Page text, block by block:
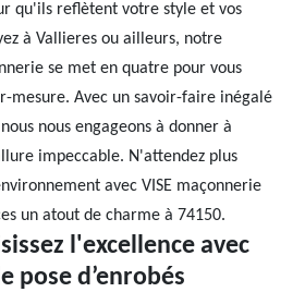
qu'ils reflètent votre style et vos
à Vallieres ou ailleurs, notre
se met en quatre pour vous
mesure. Avec un savoir-faire inégalé
nous engageons à donner à
impeccable. N'attendez plus
avec VISE maçonnerie
un atout de charme à 74150.
l'excellence avec
pose d’enrobés